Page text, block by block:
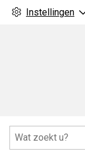
Instellingen